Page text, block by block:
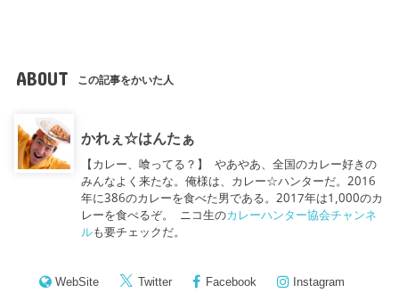
ABOUT この記事をかいた人
かれぇ☆はんたぁ
【カレー、喰ってる？】 やあやあ、全国のカレー好きの
みんなよく来たな。俺様は、カレー☆ハンターだ。2016
年に386のカレーを食べた男である。2017年は1,000のカ
レーを食べるぞ。 ニコ生のカレーハンター協会チャンネ
ルも要チェックだ。
WebSite Twitter Facebook
Instagram